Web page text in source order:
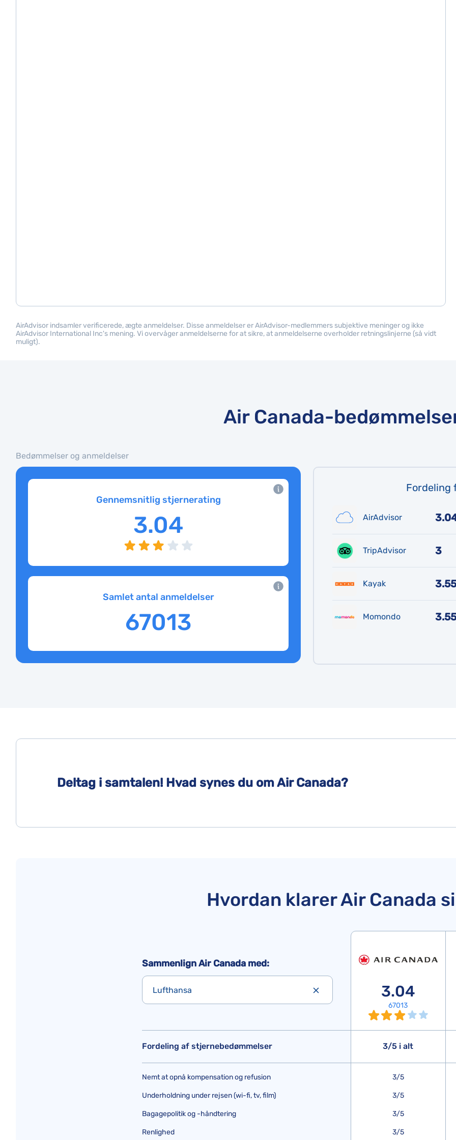
AirAdvisor indsamler verificerede, ægte anmeldelser. Disse anmeldelser er AirAdvisor-medlemmers subjektive meninger og ikke
AirAdvisor International Inc's mening. Vi overvåger anmeldelserne for at sikre, at anmeldelserne overholder retningslinjerne (så vidt
muligt).
Air Canada-
Bedømmelser og anmeldelser
Gennemsnitlig stjernerating
3.04
Samlet antal anmeldelser
67013
Fordeling
AirAdvisor
TripAdvisor 3
Kayak 3.55
Momondo 3.55
Deltag i samtalen! Hvad synes du om Air Canada?
Hvordan klarer Air Canada
Sammenlign Air Canada med:
Lufthansa
Fordeling af stjernebedømmelser
Nemt at opnå kompensation og refusion
Underholdning under rejsen (wi-fi, tv, film)
Bagagepolitik og -håndtering
Renlighed
3.04
67013
3/5 i alt
3/5
3/5
3/5
3/5